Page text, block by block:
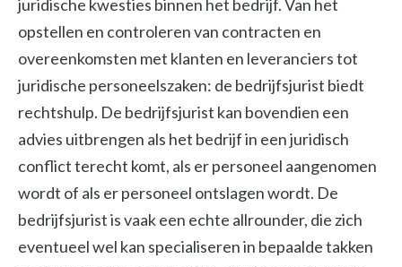
juridische kwesties binnen het bedrijf. Van het
opstellen en controleren van contracten en
overeenkomsten met klanten en leveranciers tot
juridische personeelszaken: de bedrijfsjurist biedt
rechtshulp. De bedrijfsjurist kan bovendien een
advies uitbrengen als het bedrijf in een juridisch
conflict terecht komt, als er personeel aangenomen
wordt of als er personeel ontslagen wordt. De
bedrijfsjurist is vaak een echte allrounder, die zich
eventueel wel kan specialiseren in bepaalde takken